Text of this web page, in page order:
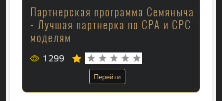
Партнерская программа Семяныча
- Лучшая партнерка по CPA и CPC
моделям
1 299
Перейти